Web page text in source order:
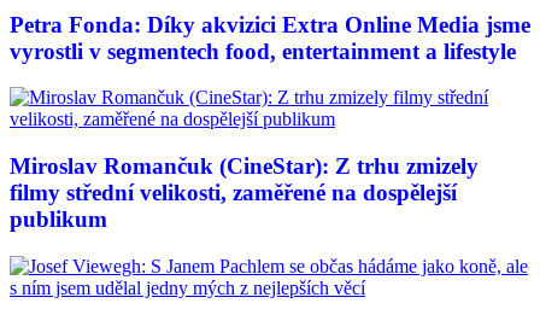
Petra Fonda: Díky akvizici Extra Online Media jsme
vyrostli v segmentech food, entertainment a lifestyle
Miroslav Romančuk (CineStar): Z trhu zmizely
filmy střední velikosti, zaměřené na dospělejší
publikum